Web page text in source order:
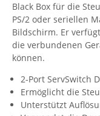
Fokus
Gefen
Gude
High Sec Labs
HW group
Black Box für die
PS/2 oder seriellen
Bildschirm. Er
die verbundenen
können.
2-Port ServSwitch
Ermöglicht die
Unterstützt